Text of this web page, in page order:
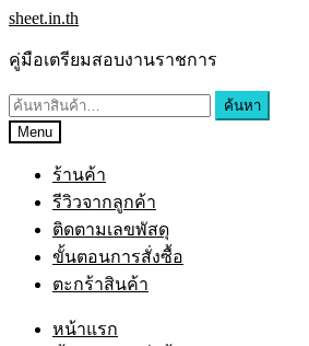
sheet.in.th
คู่มือเตรียมสอบงานราชการ
ค้นหา
Menu
ร้านค้า
รีวิวจากลูกค้า
ติดตามเลขพัสดุ
ขั้นตอนการสั่งซื้อ
ตะกร้าสินค้า
หน้าแรก